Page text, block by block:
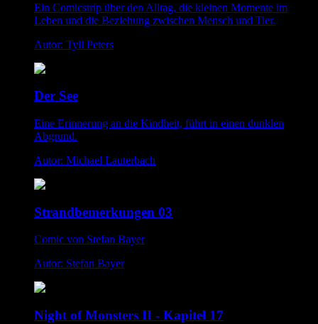
Ein Comicstrip über den Alltag, die kleinen Momente im
Leben und die Beziehung zwischen Mensch und Tier.
Autor: Tyll Peters
Der See
Eine Erinnerung an die Kindheit, führt in einen dunklen
Abgrund.
Autor: Michael Lauterbach
Strandbemerkungen 03
Comic von Stefan Bayer
Autor: Stefan Bayer
Night of Monsters II - Kapitel 17